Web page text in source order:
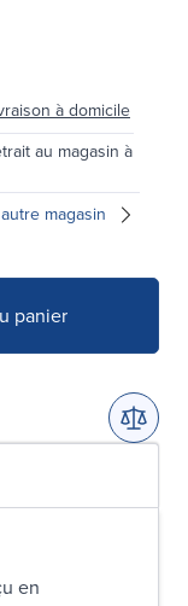
à domicile
au magasin à
magasin
panier
en